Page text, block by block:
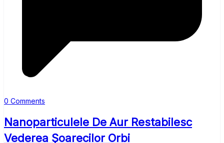
0 Comments
Nanoparticulele De Aur Restabilesc
Vederea Șoarecilor Orbi